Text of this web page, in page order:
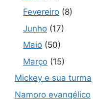
Fevereiro (8)
Junho (17)
Maio (50)
Março (15)
Mickey e sua turma
Namoro evangélico